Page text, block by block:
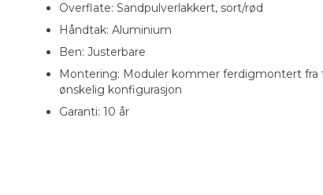
Overflate: Sandpulverlakkert, sort/rød
Håndtak: Aluminium
Ben: Justerbare
Montering: Moduler kommer ferdigmontert fra
ønskelig konfigurasjon
Garanti: 10 år